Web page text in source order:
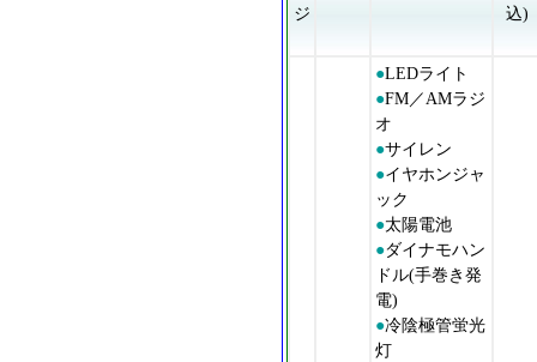
ジ
込)
●LEDライト
●FM／AMラジ
オ
●サイレン
●イヤホンジャ
ック
●太陽電池
●ダイナモハン
ドル(手巻き発
電)
●冷陰極管蛍光
灯